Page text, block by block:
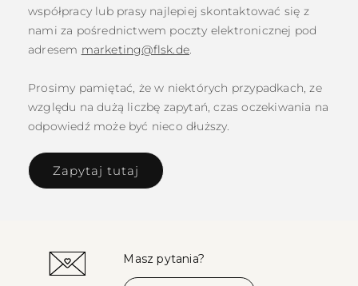
współpracy lub prasy najlepiej skontaktować się z
nami za pośrednictwem poczty elektronicznej pod
adresem marketing@flsk.de.
Prosimy pamiętać, że w niektórych przypadkach, ze
względu na dużą liczbę zapytań, czas oczekiwania na
odpowiedź może być nieco dłuższy.
Zapytaj tutaj
Masz pytania?